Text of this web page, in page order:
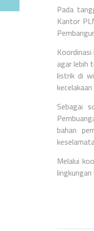
Pada
Kantor
agar lebih
listrik di
Sebagai
bahan
Melalui